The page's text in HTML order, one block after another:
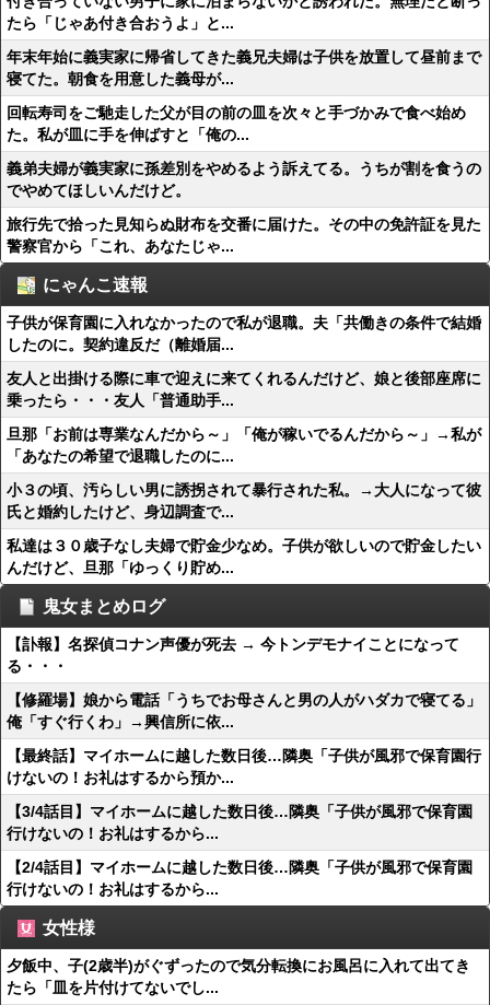
たら「じゃあ付き合おうよ」と...
年末年始に義実家に帰省してきた義兄夫婦は子供を放置して昼前まで
寝てた。朝食を用意した義母が...
回転寿司をご馳走した父が目の前の皿を次々と手づかみで食べ始め
た。私が皿に手を伸ばすと「俺の...
義弟夫婦が義実家に孫差別をやめるよう訴えてる。うちが割を食うの
でやめてほしいんだけど。
旅行先で拾った見知らぬ財布を交番に届けた。その中の免許証を見た
警察官から「これ、あなたじゃ...
にゃんこ速報
子供が保育園に入れなかったので私が退職。夫「共働きの条件で結婚
したのに。契約違反だ（離婚届...
友人と出掛ける際に車で迎えに来てくれるんだけど、娘と後部座席に
乗ったら・・・友人「普通助手...
旦那「お前は専業なんだから～」「俺が稼いでるんだから～」→私が
「あなたの希望で退職したのに...
小３の頃、汚らしい男に誘拐されて暴行された私。→大人になって彼
氏と婚約したけど、身辺調査で...
私達は３０歳子なし夫婦で貯金少なめ。子供が欲しいので貯金したい
んだけど、旦那「ゆっくり貯め...
鬼女まとめログ
【訃報】名探偵コナン声優が死去 → 今トンデモナイことになって
る・・・
【修羅場】娘から電話「うちでお母さんと男の人がハダカで寝てる」
俺「すぐ行くわ」→興信所に依...
【最終話】マイホームに越した数日後…隣奥「子供が風邪で保育園行
けないの！お礼はするから預か...
【3/4話目】マイホームに越した数日後…隣奥「子供が風邪で保育園
行けないの！お礼はするから...
【2/4話目】マイホームに越した数日後…隣奥「子供が風邪で保育園
行けないの！お礼はするから...
女性様
夕飯中、子(2歳半)がぐずったので気分転換にお風呂に入れて出てき
たら「皿を片付けてないでし...